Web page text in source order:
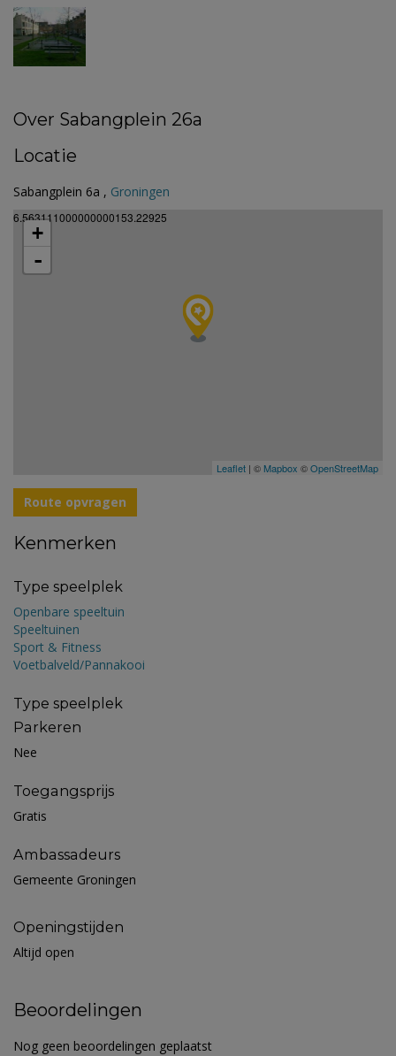
Over Sabangplein 26a
Locatie
Sabangplein 6a , Groningen
6.563111000000000153.22925
+
-
Leaflet | © Mapbox ©OpenStreetMap
Route opvragen
Kenmerken
Type speelplek
Openbare speeltuin
Speeltuinen
Sport & Fitness
Voetbalveld/Pannakooi
Type speelplek
Parkeren
Nee
Toegangsprijs
Gratis
Ambassadeurs
Gemeente Groningen
Openingstijden
Altijd open
Beoordelingen
Nog geen beoordelingen geplaatst